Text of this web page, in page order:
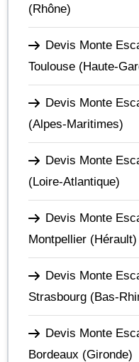
(Rhône)
Devis Monte
Toulouse (Haute-
Devis Monte
(Alpes-Maritimes)
Devis Monte
(Loire-Atlantique)
Devis Monte
Montpellier (Hérault)
Devis Monte
Strasbourg (Bas-
Devis Monte
Bordeaux (Gironde)